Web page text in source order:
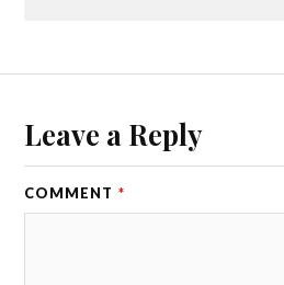
Leave a Reply
COMMENT *